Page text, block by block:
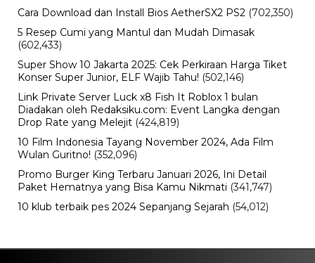
Cara Download dan Install Bios AetherSX2 PS2 (702,350)
5 Resep Cumi yang Mantul dan Mudah Dimasak
(602,433)
Super Show 10 Jakarta 2025: Cek Perkiraan Harga Tiket
Konser Super Junior, ELF Wajib Tahu! (502,146)
Link Private Server Luck x8 Fish It Roblox 1 bulan
Diadakan oleh Redaksiku.com: Event Langka dengan
Drop Rate yang Melejit (424,819)
10 Film Indonesia Tayang November 2024, Ada Film
Wulan Guritno! (352,096)
Promo Burger King Terbaru Januari 2026, Ini Detail
Paket Hematnya yang Bisa Kamu Nikmati (341,747)
10 klub terbaik pes 2024 Sepanjang Sejarah (54,012)